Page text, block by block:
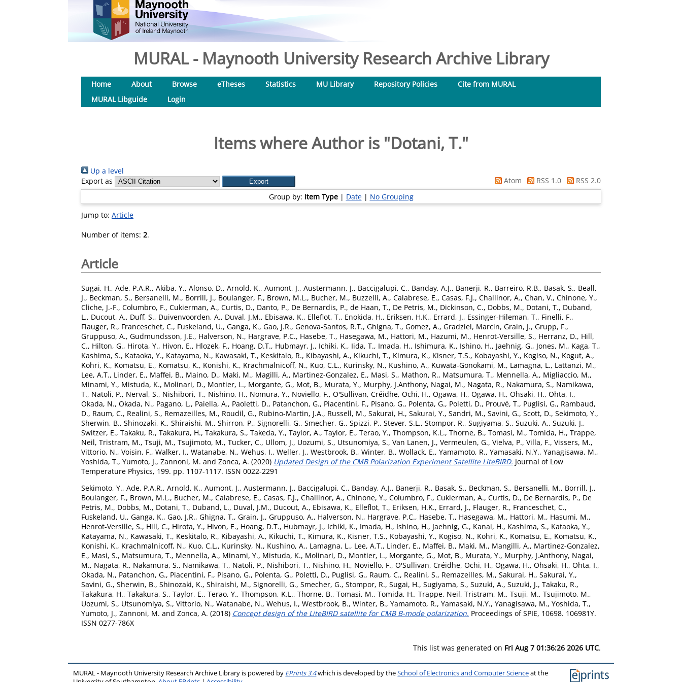
MURAL - Maynooth University Research Archive Library
Home About Browse eTheses Statistics MU Library Repository Policies
Cite from MURAL
MURAL Libguide
Login
Items where Author is "Dotani, T."
Up a level
Export as
Atom RSS 1.0
RSS 2.0
Group by: Item Type| Date| No Grouping
Jump to: Article
Number of items: 2.
Article
Sugai, H., Ade, P.A.R., Akiba, Y., Alonso, D., Arnold, K., Aumont, J., Austermann, J., Baccigalupi, C., Banday, A.J., Banerji, R., Barreiro, R.B., Basak, S., Beall,
J., Beckman, S., Bersanelli, M., Borrill, J., Boulanger, F., Brown, M.L., Bucher, M., Buzzelli, A., Calabrese, E., Casas, F.J., Challinor, A., Chan, V., Chinone, Y.,
Cliche, J.-F., Columbro, F., Cukierman, A., Curtis, D., Danto, P., De Bernardis, P., de Haan, T., De Petris, M., Dickinson, C., Dobbs, M., Dotani, T., Duband,
L., Ducout, A., Duff, S., Duivenvoorden, A., Duval, J.M., Ebisawa, K., Elleflot, T., Enokida, H., Eriksen, H.K., Errard, J., Essinger-Hileman, T., Finelli, F.,
Flauger, R., Franceschet, C., Fuskeland, U., Ganga, K., Gao, J.R., Genova-Santos, R.T., Ghigna, T., Gomez, A., Gradziel, Marcin, Grain, J., Grupp, F.,
Gruppuso, A., Gudmundsson, J.E., Halverson, N., Hargrave, P.C., Hasebe, T., Hasegawa, M., Hattori, M., Hazumi, M., Henrot-Versille, S., Herranz, D., Hill,
C., Hilton, G., Hirota, Y., Hivon, E., Hlozek, F., Hoang, D.T., Hubmayr, J., Ichiki, K., Iida, T., Imada, H., Ishimura, K., Ishino, H., Jaehnig, G., Jones, M., Kaga, T.,
Kashima, S., Kataoka, Y., Katayama, N., Kawasaki, T., Keskitalo, R., Kibayashi, A., Kikuchi, T., Kimura, K., Kisner, T.S., Kobayashi, Y., Kogiso, N., Kogut, A.,
Kohri, K., Komatsu, E., Komatsu, K., Konishi, K., Krachmalnicoff, N., Kuo, C.L., Kurinsky, N., Kushino, A., Kuwata-Gonokami, M., Lamagna, L., Lattanzi, M.,
Lee, A.T., Linder, E., Maffei, B., Maino, D., Maki, M., Magilli, A., Martinez-Gonzalez, E., Masi, S., Mathon, R., Matsumura, T., Mennella, A., Migliaccio, M.,
Minami, Y., Mistuda, K., Molinari, D., Montier, L., Morgante, G., Mot, B., Murata, Y., Murphy, J.Anthony, Nagai, M., Nagata, R., Nakamura, S., Namikawa,
T., Natoli, P., Nerval, S., Nishibori, T., Nishino, H., Nomura, Y., Noviello, F., O'Sullivan, Créidhe, Ochi, H., Ogawa, H., Ogawa, H., Ohsaki, H., Ohta, I.,
Okada, N., Okada, N., Pagano, L., Paiella, A., Paoletti, D., Patanchon, G., Piacentini, F., Pisano, G., Polenta, G., Poletti, D., Prouvé, T., Puglisi, G., Rambaud,
D., Raum, C., Realini, S., Remazeilles, M., Roudil, G., Rubino-Martin, J.A., Russell, M., Sakurai, H., Sakurai, Y., Sandri, M., Savini, G., Scott, D., Sekimoto, Y.,
Sherwin, B., Shinozaki, K., Shiraishi, M., Shirron, P., Signorelli, G., Smecher, G., Spizzi, P., Stever, S.L., Stompor, R., Sugiyama, S., Suzuki, A., Suzuki, J.,
Switzer, E., Takaku, R., Takakura, H., Takakura, S., Takeda, Y., Taylor, A., Taylor, E., Terao, Y., Thompson, K.L., Thorne, B., Tomasi, M., Tomida, H., Trappe,
Neil, Tristram, M., Tsuji, M., Tsujimoto, M., Tucker, C., Ullom, J., Uozumi, S., Utsunomiya, S., Van Lanen, J., Vermeulen, G., Vielva, P., Villa, F., Vissers, M.,
Vittorio, N., Voisin, F., Walker, I., Watanabe, N., Wehus, I., Weller, J., Westbrook, B., Winter, B., Wollack, E., Yamamoto, R., Yamasaki, N.Y., Yanagisawa, M.,
Yoshida, T., Yumoto, J., Zannoni, M. and Zonca, A. (2020) Updated Design of the CMB Polarization Experiment Satellite LiteBIRD. Journal of Low
Temperature Physics, 199. pp. 1107-1117. ISSN 0022-2291
Sekimoto, Y., Ade, P.A.R., Arnold, K., Aumont, J., Austermann, J., Baccigalupi, C., Banday, A.J., Banerji, R., Basak, S., Beckman, S., Bersanelli, M., Borrill, J.,
Boulanger, F., Brown, M.L., Bucher, M., Calabrese, E., Casas, F.J., Challinor, A., Chinone, Y., Columbro, F., Cukierman, A., Curtis, D., De Bernardis, P., De
Petris, M., Dobbs, M., Dotani, T., Duband, L., Duval, J.M., Ducout, A., Ebisawa, K., Elleflot, T., Eriksen, H.K., Errard, J., Flauger, R., Franceschet, C.,
Fuskeland, U., Ganga, K., Gao, J.R., Ghigna, T., Grain, J., Gruppuso, A., Halverson, N., Hargrave, P.C., Hasebe, T., Hasegawa, M., Hattori, M., Hasumi, M.,
Henrot-Versille, S., Hill, C., Hirota, Y., Hivon, E., Hoang, D.T., Hubmayr, J., Ichiki, K., Imada, H., Ishino, H., Jaehnig, G., Kanai, H., Kashima, S., Kataoka, Y.,
Katayama, N., Kawasaki, T., Keskitalo, R., Kibayashi, A., Kikuchi, T., Kimura, K., Kisner, T.S., Kobayashi, Y., Kogiso, N., Kohri, K., Komatsu, E., Komatsu, K.,
Konishi, K., Krachmalnicoff, N., Kuo, C.L., Kurinsky, N., Kushino, A., Lamagna, L., Lee, A.T., Linder, E., Maffei, B., Maki, M., Mangilli, A., Martinez-Gonzalez,
E., Masi, S., Matsumura, T., Mennella, A., Minami, Y., Mistuda, K., Molinari, D., Montier, L., Morgante, G., Mot, B., Murata, Y., Murphy, J.Anthony, Nagai,
M., Nagata, R., Nakamura, S., Namikawa, T., Natoli, P., Nishibori, T., Nishino, H., Noviello, F., O'Sullivan, Créidhe, Ochi, H., Ogawa, H., Ohsaki, H., Ohta, I.,
Okada, N., Patanchon, G., Piacentini, F., Pisano, G., Polenta, G., Poletti, D., Puglisi, G., Raum, C., Realini, S., Remazeilles, M., Sakurai, H., Sakurai, Y.,
Savini, G., Sherwin, B., Shinozaki, K., Shiraishi, M., Signorelli, G., Smecher, G., Stompor, R., Sugai, H., Sugiyama, S., Suzuki, A., Suzuki, J., Takaku, R.,
Takakura, H., Takakura, S., Taylor, E., Terao, Y., Thompson, K.L., Thorne, B., Tomasi, M., Tomida, H., Trappe, Neil, Tristram, M., Tsuji, M., Tsujimoto, M.,
Uozumi, S., Utsunomiya, S., Vittorio, N., Watanabe, N., Wehus, I., Westbrook, B., Winter, B., Yamamoto, R., Yamasaki, N.Y., Yanagisawa, M., Yoshida, T.,
Yumoto, J., Zannoni, M. and Zonca, A. (2018) Concept design of the LiteBIRD satellite for CMB B-mode polarization. Proceedings of SPIE, 10698. 106981Y.
ISSN 0277-786X
This list was generated on Fri Aug 7 01:36:26 2026 UTC.
MURAL - Maynooth University Research Archive Library is powered by EPrints 3.4which is developed by theSchool of Electronics and Computer Scienceat the